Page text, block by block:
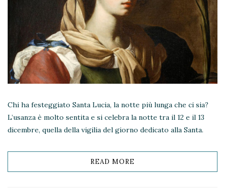
Chi ha festeggiato Santa Lucia, la notte più lunga che ci sia?
L’usanza è molto sentita e si celebra la notte tra il 12 e il 13
dicembre, quella della vigilia del giorno dedicato alla Santa.
READ MORE